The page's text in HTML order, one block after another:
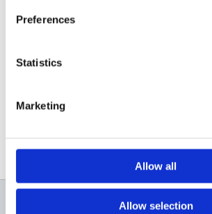
Preferences
Statistics
Marketing
Allow all
Allow selection